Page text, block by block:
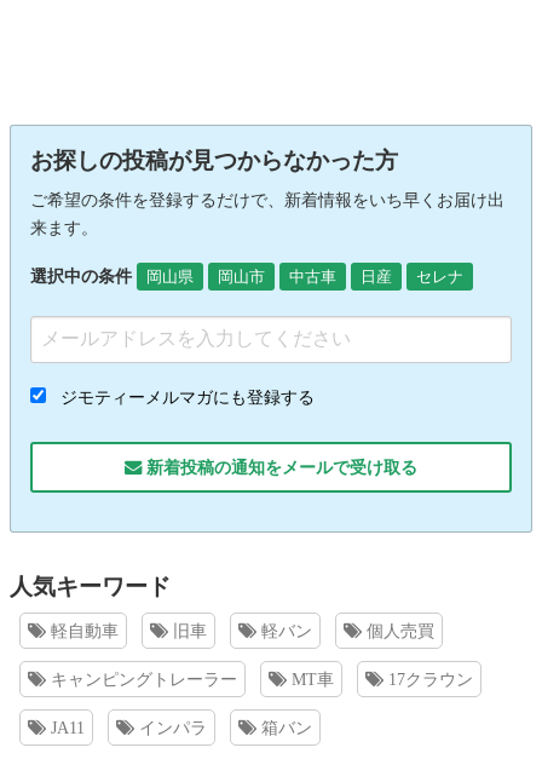
お探しの投稿が見つからなかった方
ご希望の条件を登録するだけで、新着情報をいち早くお届け出
来ます。
選択中の条件 岡山県 岡山市 中古車 日産 セレナ
ジモティーメルマガにも登録する
新着投稿の通知をメールで受け取る
人気キーワード
軽自動車 旧車 軽バン 個人売買
キャンピングトレーラー MT車 17クラウン
JA11 インパラ 箱バン